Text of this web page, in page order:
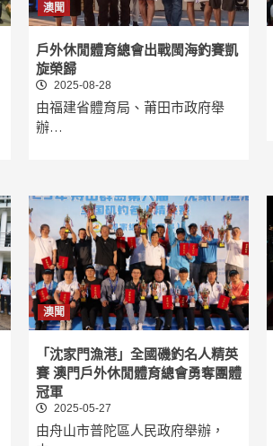
澳聞
戶外休閒體育總會出戰閩海釣賽凱
旋榮歸
2025-08-28
由福建省體育局、莆田市政府舉
辦…
澳聞
「沈家門漁港」全國磯釣名人精英
賽 澳門戶外休閒體育總會勇奪團體
冠軍
2025-05-27
由舟山市普陀區人民政府舉辦，